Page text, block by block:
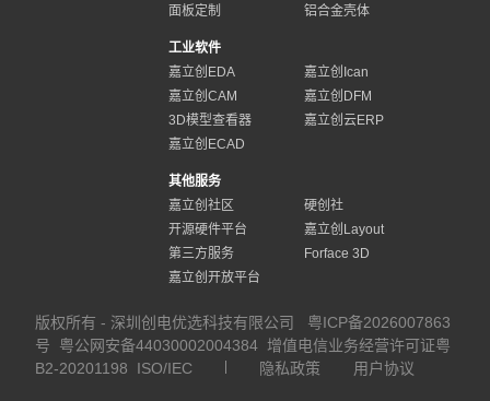
面板定制 铝合金壳体
工业软件
嘉立创EDA
嘉立创Ican
嘉立创CAM
嘉立创DFM
3D模型查看器
嘉立创云ERP
嘉立创ECAD
其他服务
嘉立创社区
硬创社
开源硬件平台
嘉立创Layout
第三方服务
Forface 3D
嘉立创开放平台
版权所有 - 深圳创电优选科技有限公司
粤ICP备2026007863
号
粤公网安备44030002004384 增值电信业务经营许可证粤
B2-20201198
ISO/IEC 隐私政策 用户协议